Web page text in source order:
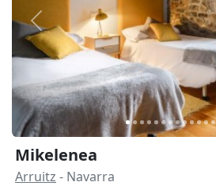
Anterior
Mikelenea
Arruitz - Navarra